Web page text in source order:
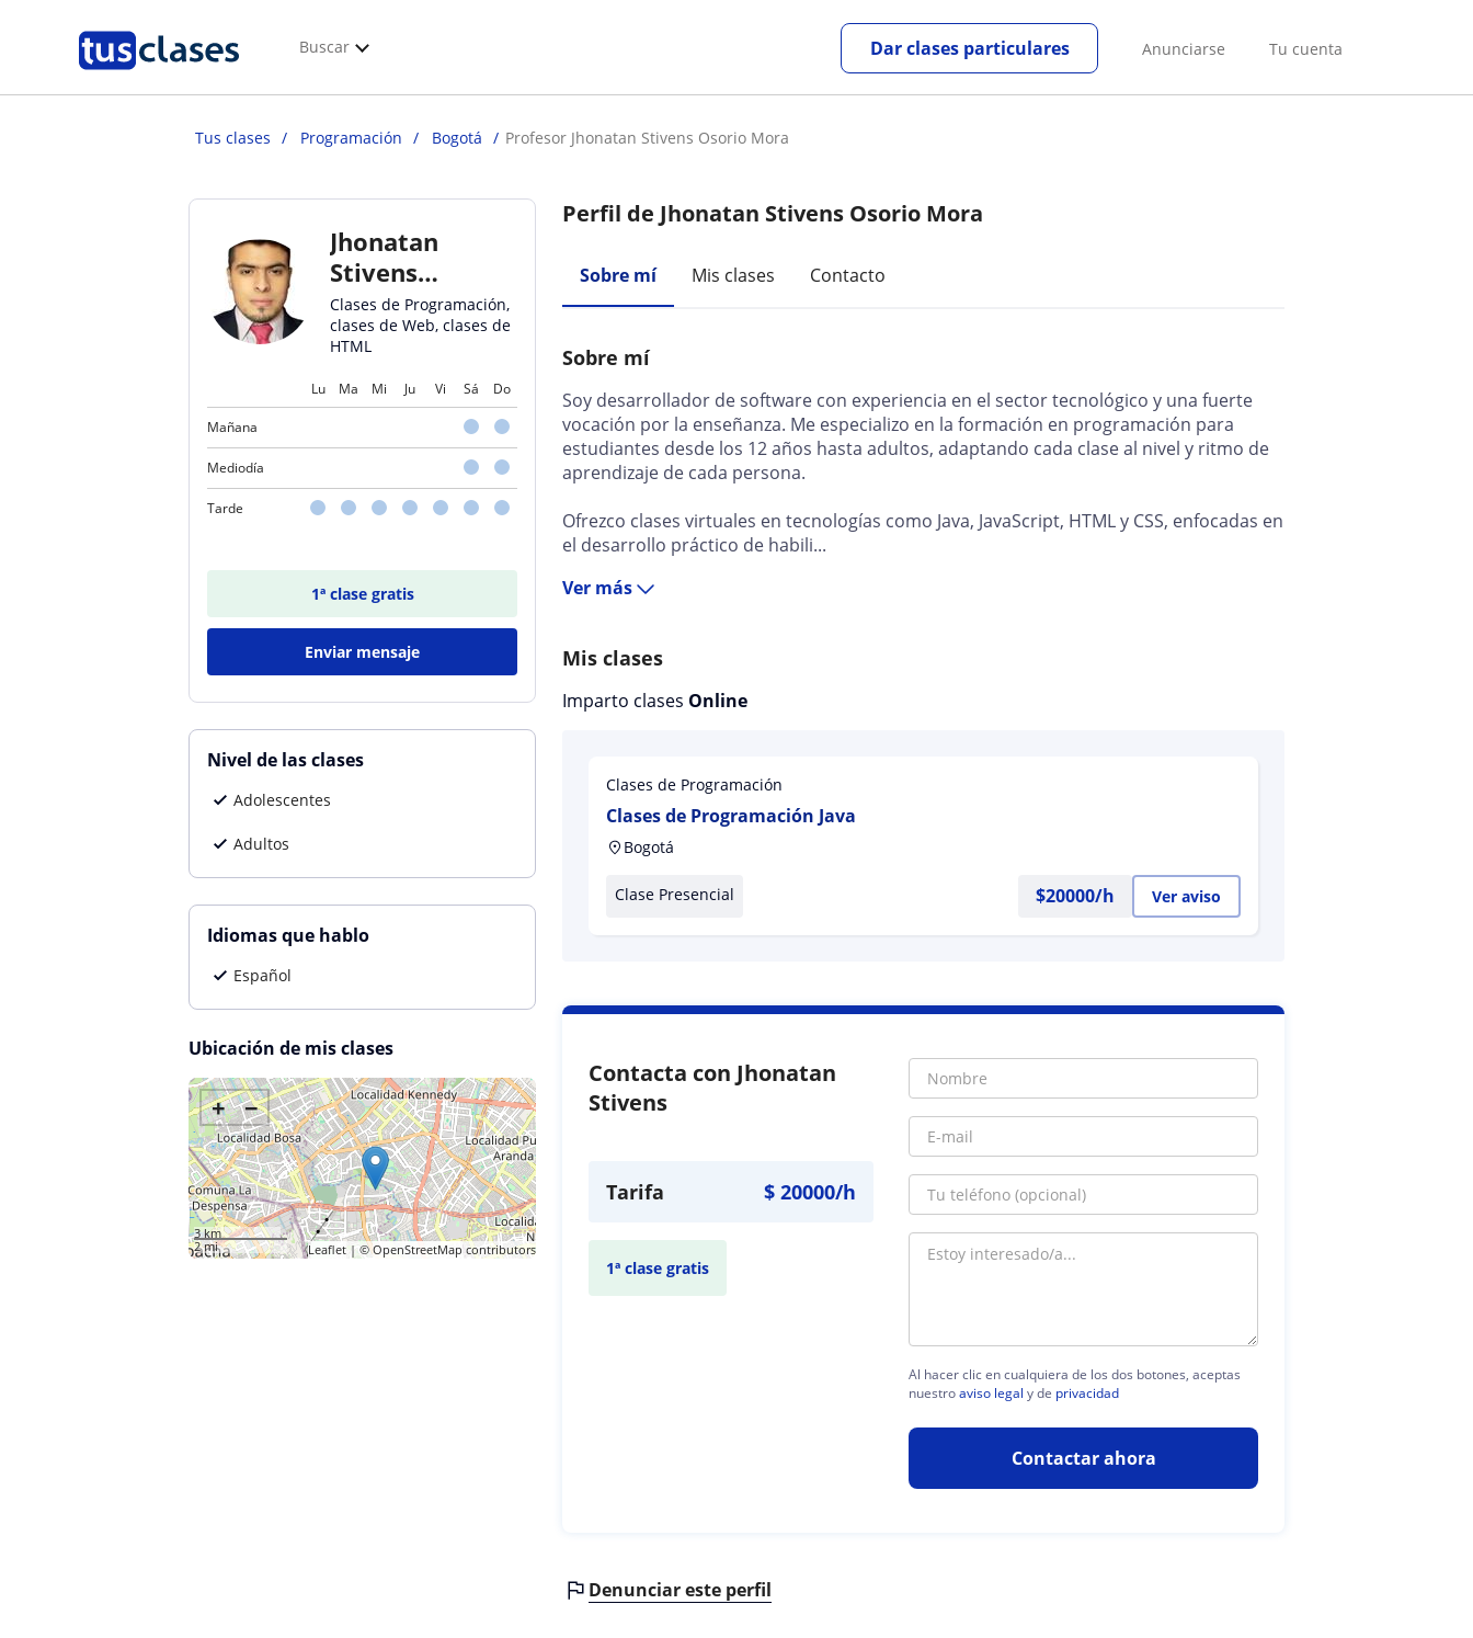
Buscar Anunciarse Tu cuenta
Dar clases particulares
Tus clases Programación Bogotá Profesor Jhonatan Stivens Osorio Mora
Jhonatan
Stivens
Osorio Mora
Clases de Programación,
clases de Web, clases de
HTML
Lu Ma Mi Ju Vi Sá Do
Mañana
Mediodía
Tarde
1ª clase gratis
Enviar mensaje
Nivel de las clases
Adolescentes
Adultos
Idiomas que hablo
Español
Ubicación de mis clases
+ −
3 km
2 mi
Leaflet | ©OpenStreetMap contributors
Perfil de Jhonatan Stivens Osorio Mora
Sobre mí Mis clases Contacto
Sobre mí
Soy desarrollador de software con experiencia en el sector tecnológico y una fuerte
vocación por la enseñanza. Me especializo en la formación en programación para
estudiantes desde los 12 años hasta adultos, adaptando cada clase al nivel y ritmo de
aprendizaje de cada persona.
Ofrezco clases virtuales en tecnologías como Java, JavaScript, HTML y CSS, enfocadas en
el desarrollo práctico de habili...
Ver más
Mis clases
Imparto clases Online
Clases de Programación
Clases de Programación Java
Bogotá
Clase Presencial $20000/h Ver aviso
Contacta con Jhonatan
Stivens
Tarifa $20000/h
1ª clase gratis
Al hacer clic en cualquiera de los dos botones, aceptas
nuestroaviso legal y de privacidad
Contactar ahora
Denunciar este perfil